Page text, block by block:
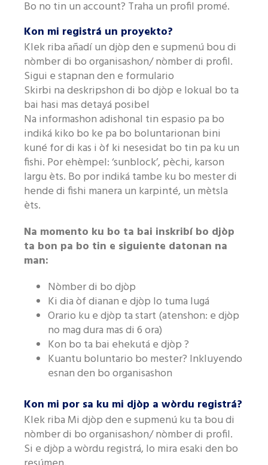
Bo no tin un account? Traha un profil promé.
Kon mi registrá un proyekto?
Klek riba añadí un djòp den e supmenú bou di
nòmber di bo organisashon/ nòmber di profil.
Sigui e stapnan den e formulario
Skirbi na deskripshon di bo djòp e lokual bo ta
bai hasi mas detayá posibel
Na informashon adishonal tin espasio pa bo
indiká kiko bo ke pa bo boluntarionan bini
kuné for di kas i òf ki nesesidat bo tin pa ku un
fishi. Por ehèmpel: ‘sunblock’, pèchi, karson
largu èts. Bo por indiká tambe ku bo mester di
hende di fishi manera un karpinté, un mètsla
èts.
Na momento ku bo ta bai inskribí bo djòp
ta bon pa bo tin e siguiente datonan na
man:
Nòmber di bo djòp
Ki dia òf dianan e djòp lo tuma lugá
Orario ku e djòp ta start (atenshon: e djòp
no mag dura mas di 6 ora)
Kon bo ta bai ehekutá e djòp ?
Kuantu boluntario bo mester? Inkluyendo
esnan den bo organisashon
Kon mi por sa ku mi djòp a wòrdu registrá?
Klek riba Mi djòp den e supmenú ku ta bou di
nòmber di bo organisashon/ nòmber di profil.
Si e djòp a wòrdu registrá, lo mira esaki den bo